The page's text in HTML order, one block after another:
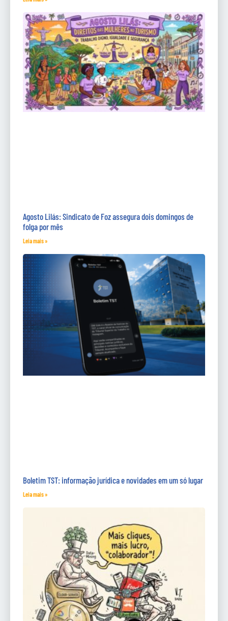
Agosto Lilás: Sindicato de Foz assegura dois domingos de
folga por mês
Leia mais »
Boletim TST: informação jurídica e novidades em um só lugar
Leia mais »